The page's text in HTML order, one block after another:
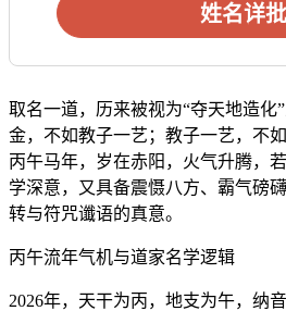
姓名详批
取名一道，历来被视为“夺天地造化
金，不如教子一艺；教子一艺，不
丙午马年，岁在赤阳，火气升腾，
学深意，又具备震慑八方、霸气磅
转与符咒谶语的真意。
丙午流年气机与道家名学逻辑
2026年，天干为丙，地支为午，纳